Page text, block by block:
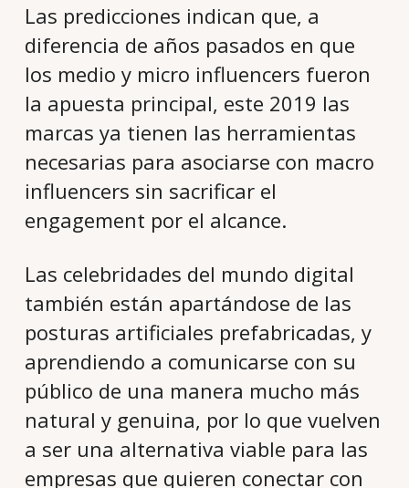
Las predicciones indican que, a
diferencia de años pasados en que
los medio y micro influencers fueron
la apuesta principal, este 2019 las
marcas ya tienen las herramientas
necesarias para asociarse con macro
influencers sin sacrificar el
engagement por el alcance.
Las celebridades del mundo digital
también están apartándose de las
posturas artificiales prefabricadas, y
aprendiendo a comunicarse con su
público de una manera mucho más
natural y genuina, por lo que vuelven
a ser una alternativa viable para las
empresas que quieren conectar con